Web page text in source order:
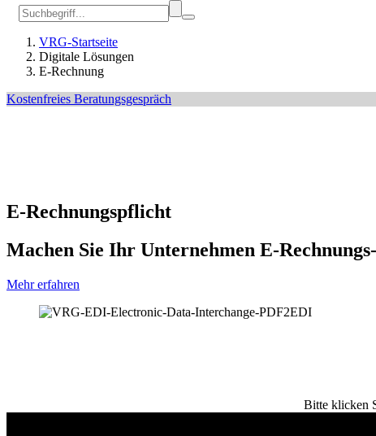
VRG-Startseite
Digitale Lösungen
E-Rechnung
Kostenfreies Beratungsgespräch
E-Rechnungspflicht
Machen Sie Ihr Unternehmen E-
Mehr erfahren
Bitte klicken